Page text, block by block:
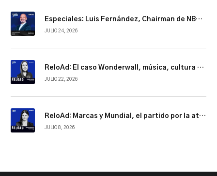
Especiales: Luis Fernández, Chairman de NBCUniversal Telemundo Enterprises
JULIO 24, 2026
ReloAd: El caso Wonderwall, música, cultura y conexión
JULIO 22, 2026
ReloAd: Marcas y Mundial, el partido por la atención
JULIO 8, 2026